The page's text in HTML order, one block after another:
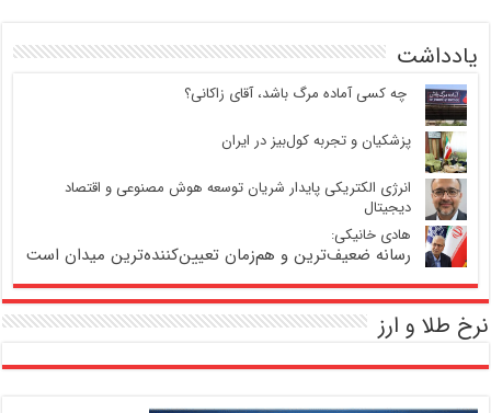
یادداشت
‍ چه کسی آماده مرگ باشد، آقای زاکانی؟
پزشکیان و تجربه کول‌بیز در ایران
انرژی الکتریکی پایدار شریان توسعه هوش مصنوعی و اقتصاد
دیجیتال
هادی خانیکی:
رسانه ضعیف‌ترین و هم‌زمان تعیین‌کننده‌ترین میدان است
نرخ طلا و ارز